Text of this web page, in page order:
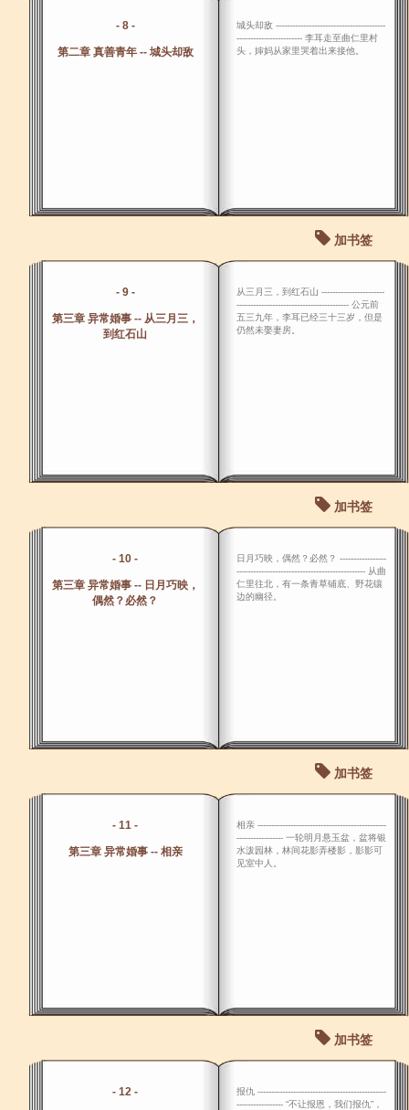
- 8 -
第二章 真善青年 -- 城头却敌
城头却敌 ----------------------------------------
------------------------ 李耳走至曲仁里村
头，婶妈从家里哭着出来接他。
加书签
- 9 -
第三章 异常婚事 -- 从三月三，
到红石山
从三月三，到红石山 -----------------------
----------------------------------------- 公元前
五三九年，李耳已经三十三岁，但是
仍然未娶妻房。
加书签
- 10 -
第三章 异常婚事 -- 日月巧映，
偶然？必然？
日月巧映，偶然？必然？ -----------------
----------------------------------------------- 从曲
仁里往北，有一条青草铺底、野花镶
边的幽径。
加书签
- 11 -
第三章 异常婚事 -- 相亲
相亲 -----------------------------------------------
----------------- 一轮明月悬玉盆，盆将银
水泼园林，林间花影弄楼影，影影可
见室中人。
加书签
- 12 -
报仇 -----------------------------------------------
----------------- “不让报恩，我们报仇”，